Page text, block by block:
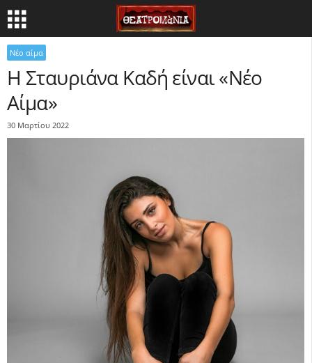
Νέο αίμα
Η Σταυριάνα Καδή είναι «Νέο
Αίμα»
30 Μαρτίου 2022